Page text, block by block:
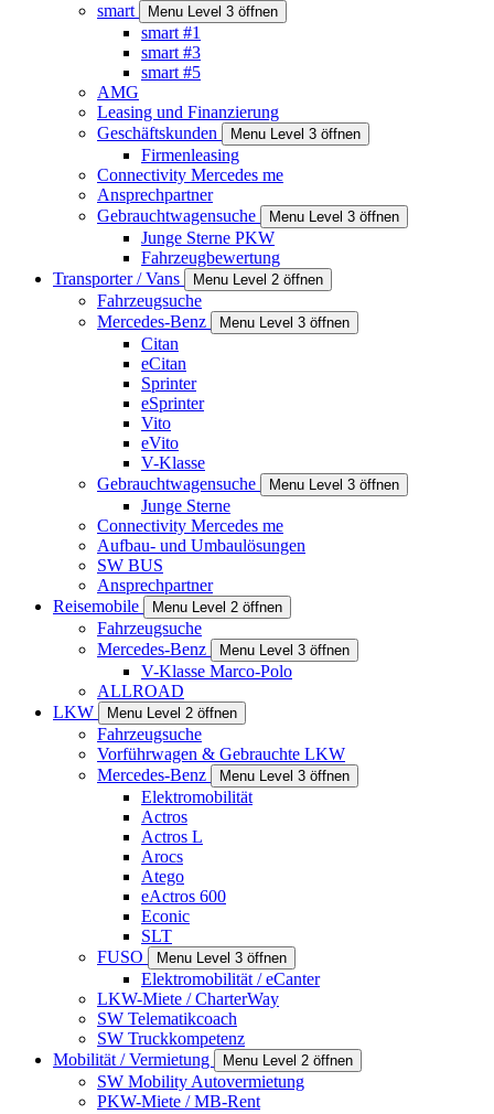
smart
Menu Level 3 öffnen
smart #1
smart #3
smart #5
AMG
Leasing und Finanzierung
Geschäftskunden
Menu Level 3 öffnen
Firmenleasing
Connectivity Mercedes me
Ansprechpartner
Gebrauchtwagensuche
Menu Level 3 öffnen
Junge Sterne PKW
Fahrzeugbewertung
Transporter / Vans
Menu Level 2 öffnen
Fahrzeugsuche
Mercedes-Benz
Menu Level 3 öffnen
Citan
eCitan
Sprinter
eSprinter
Vito
eVito
V-Klasse
Gebrauchtwagensuche
Menu Level 3 öffnen
Junge Sterne
Connectivity Mercedes me
Aufbau- und Umbaulösungen
SW BUS
Ansprechpartner
Reisemobile
Menu Level 2 öffnen
Fahrzeugsuche
Mercedes-Benz
Menu Level 3 öffnen
V-Klasse Marco-Polo
ALLROAD
LKW
Menu Level 2 öffnen
Fahrzeugsuche
Vorführwagen & Gebrauchte LKW
Mercedes-Benz
Menu Level 3 öffnen
Elektromobilität
Actros
Actros L
Arocs
Atego
eActros 600
Econic
SLT
FUSO
Menu Level 3 öffnen
Elektromobilität / eCanter
LKW-Miete / CharterWay
SW Telematikcoach
SW Truckkompetenz
Mobilität / Vermietung
Menu Level 2 öffnen
SW Mobility Autovermietung
PKW-Miete / MB-Rent